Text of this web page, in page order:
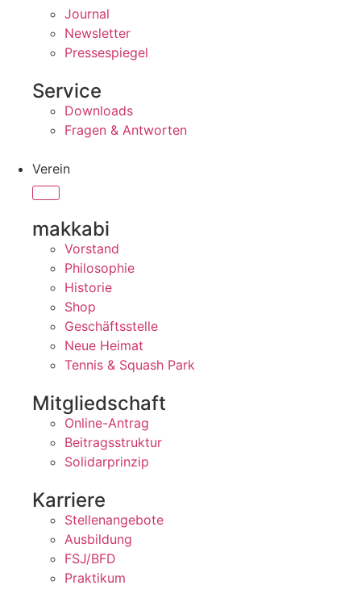
Journal
Newsletter
Pressespiegel
Service
Downloads
Fragen & Antworten
Verein
makkabi
Vorstand
Philosophie
Historie
Shop
Geschäftsstelle
Neue Heimat
Tennis & Squash Park
Mitgliedschaft
Online-Antrag
Beitragsstruktur
Solidarprinzip
Karriere
Stellenangebote
Ausbildung
FSJ/BFD
Praktikum